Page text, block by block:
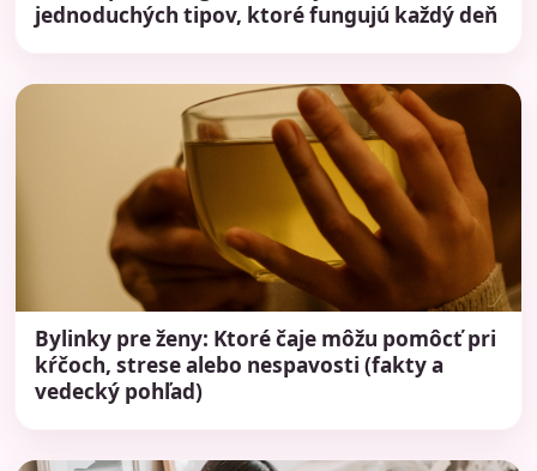
jednoduchých tipov, ktoré fungujú každý deň
Bylinky pre ženy: Ktoré čaje môžu pomôcť pri
kŕčoch, strese alebo nespavosti (fakty a
vedecký pohľad)